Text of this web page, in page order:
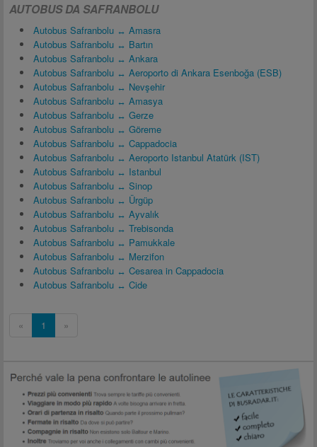
AUTOBUS DA SAFRANBOLU
Autobus Safranbolu ↔ Amasra
Autobus Safranbolu ↔ Bartın
Autobus Safranbolu ↔ Ankara
Autobus Safranbolu ↔ Aeroporto di Ankara Esenboğa (ESB)
Autobus Safranbolu ↔ Nevşehir
Autobus Safranbolu ↔ Amasya
Autobus Safranbolu ↔ Gerze
Autobus Safranbolu ↔ Göreme
Autobus Safranbolu ↔ Cappadocia
Autobus Safranbolu ↔ Aeroporto Istanbul Atatürk (IST)
Autobus Safranbolu ↔ Istanbul
Autobus Safranbolu ↔ Sinop
Autobus Safranbolu ↔ Ürgüp
Autobus Safranbolu ↔ Ayvalık
Autobus Safranbolu ↔ Trebisonda
Autobus Safranbolu ↔ Pamukkale
Autobus Safranbolu ↔ Merzifon
Autobus Safranbolu ↔ Cesarea in Cappadocia
Autobus Safranbolu ↔ Cide
« 1 »